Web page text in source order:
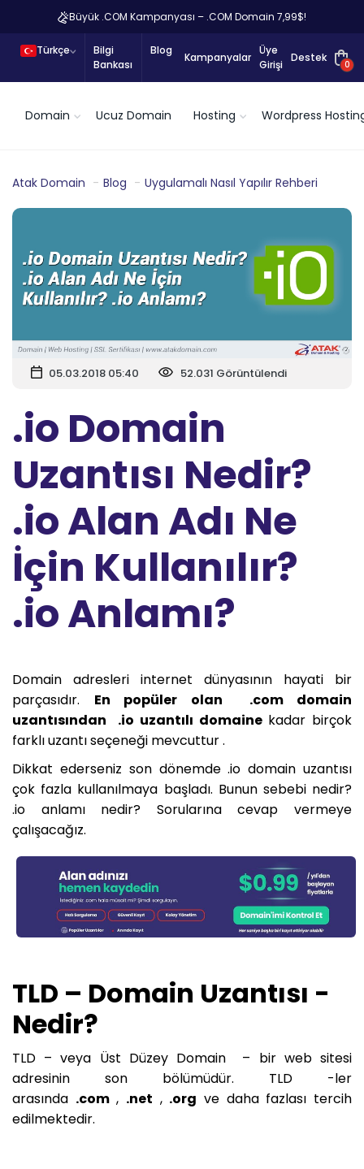
Büyük .COM Kampanyası – .COM Domain 7,99$!
Türkçe
Bilgi
Bankası
Blog
Kampanyalar
Üye
Girişi
Destek
0
Domain Ucuz Domain Hosting Wordpress
Atak Domain Blog Uygulamalı Nasıl Yapılır Rehberi
05.03.2018 05:40 52.031 Görüntülendi
.io Domain
Uzantısı Nedir?
.io Alan Adı Ne
İçin Kullanılır?
.io Anlamı?
Domain adresleri internet dünyasının hayati bir
parçasıdır. En popüler olan .com domain
uzantısından .io uzantılı domaine kadar birçok
farklı uzantı seçeneği mevcuttur .
Dikkat ederseniz son dönemde .io domain uzantısı
çok fazla kullanılmaya başladı. Bunun sebebi nedir?
.io anlamı nedir? Sorularına cevap vermeye
çalışacağız.
TLD – Domain Uzantısı -
Nedir?
TLD – veya Üst Düzey Domain – bir web sitesi
adresinin son bölümüdür. TLD -ler
arasında .com, .net , .org ve daha fazlası tercih
edilmektedir.